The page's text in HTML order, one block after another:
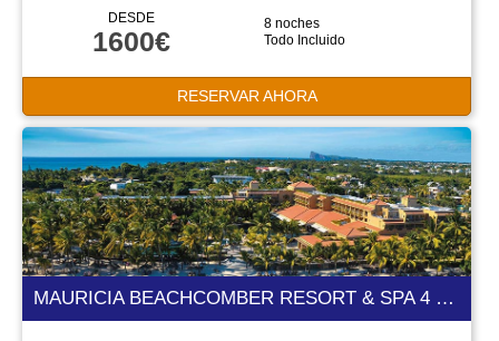
DESDE
1600€
8 noches
Todo Incluido
RESERVAR AHORA
MAURICIA BEACHCOMBER RESORT & SPA 4 ESTRELLAS